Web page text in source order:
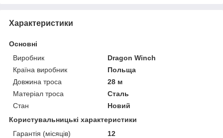
Характеристики
Основні
Виробник
Dragon Winch
Країна виробник
Польща
Довжина троса
28 м
Матеріал троса
Сталь
Стан
Новий
Користувальницькі характеристики
Гарантія (місяців)
12